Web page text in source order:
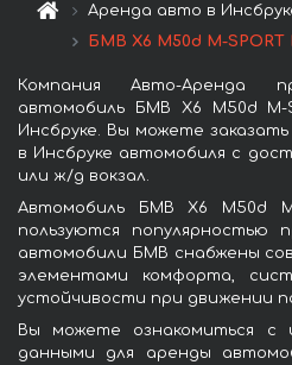
Аренда авто в
БМВ X6 M50d M-SPORT
Компания Авто-Аренда
автомобиль БМВ X6 M50d M-
Инсбруке. Вы можете
в Инсбруке автомобиля с
или ж/д вокзал.
Автомобиль БМВ X6 M50d M-
пользуются популярностью
автомобили БМВ снабжены
элементами комфорта,
устойчивости при движении
Вы можете ознакомиться с
данными для аренды